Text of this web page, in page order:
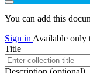
You can add this
Sign in Available only
Title